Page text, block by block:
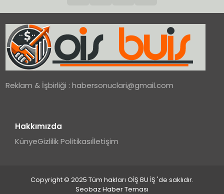
Reklam & İşbirliği :habersonuclari@gmail.com
Hakkımızda
KünyeGizlilik Politikasıİletişim
Copyright © 2025 Tüm hakları OİŞ BU İŞ 'de saklıdır.
Seobaz Haber Teması